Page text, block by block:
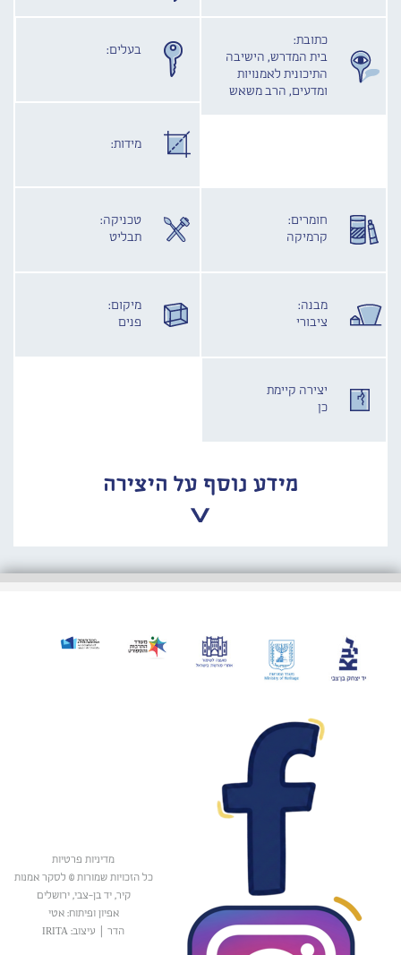
כתובת:
בית המדרש, הישיבה
התיכונית לאמנויות
ומדעים, הרב משאש
בעלים:
מידות:
חומרים:
קרמיקה
טכניקה:
תבליט
מבנה:
ציבורי
מיקום:
פנים
יצירה קיימת
כן
מידע נוסף על היצירה
מדיניות פרטיות
כל הזכויות שמורות © לסקר אמנות
קיר, יד בן-צבי, ירושלים
אפיון ופיתוח: אטי
הדר
עיצוב: IRITA